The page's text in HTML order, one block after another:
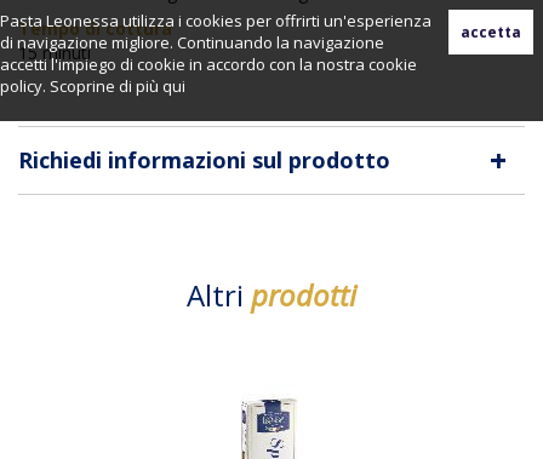
Pasta Leonessa utilizza i cookies per offrirti un'esperienza
di navigazione migliore. Continuando la navigazione
accetti l'impiego di cookie in accordo con la nostra cookie
policy. Scoprine di più qui
Tempo di cottura
15 minuti
Richiedi informazioni sul prodotto +
Altri prodotti